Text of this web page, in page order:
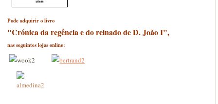
Pode adquirir o livro
"Crónica da regência e do reinado de D. João I",
nas seguintes lojas online: